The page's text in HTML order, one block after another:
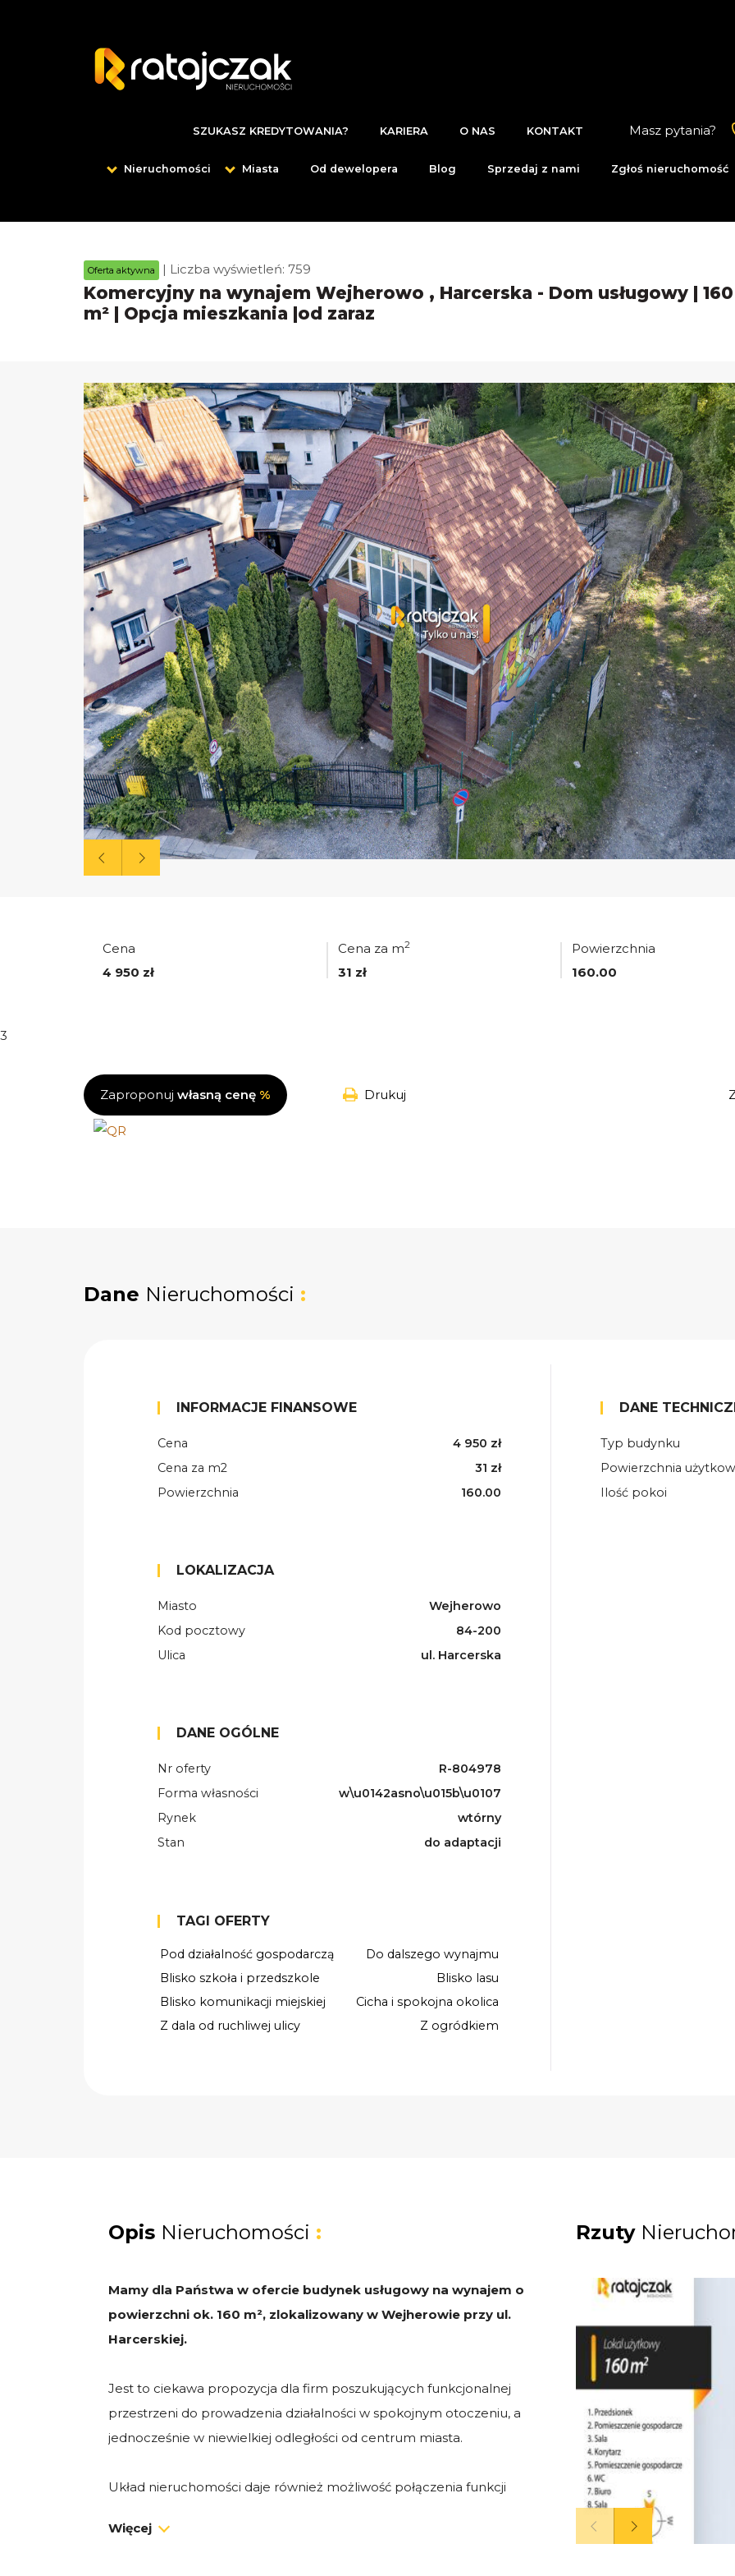
Masz pytania?
SZUKASZ KREDYTOWANIA? KARIERA O NAS KONTAKT
Nieruchomości Miasta Od dewelopera Blog Sprzedaj z nami Zgłoś nieruchomość
Oferta aktywna | Liczba wyświetleń: 759
Komercyjny na wynajem Wejherowo , Harcerska - Dom usługowy | 160
m² | Opcja mieszkania |od zaraz
Cena
4 950 zł
Cena za m2
31 zł
Powierzchnia
160.00
3
Zaproponuj własną cenę % Drukuj
Dane Nieruchomości :
INFORMACJE FINANSOWE
Cena
4 950 zł
Cena za m2
31 zł
Powierzchnia
160.00
LOKALIZACJA
Miasto
Wejherowo
Kod pocztowy
84-200
Ulica
ul. Harcerska
DANE OGÓLNE
Nr oferty
R-804978
Forma własności
w\u0142asno\u015b\u0107
Rynek
wtórny
Stan
do adaptacji
TAGI OFERTY
Pod działalność gospodarczą
Do dalszego wynajmu
Blisko szkoła i przedszkole
Blisko lasu
Blisko komunikacji miejskiej
Cicha i spokojna okolica
Z dala od ruchliwej ulicy
Z ogródkiem
DANE
Typ budynku
Powierzchnia
Ilość pokoi
Opis Nieruchomości :
Mamy dla Państwa w ofercie budynek usługowy na wynajem o
powierzchni ok. 160 m², zlokalizowany w Wejherowie przy ul.
Harcerskiej.
Jest to ciekawa propozycja dla firm poszukujących funkcjonalnej
przestrzeni do prowadzenia działalności w spokojnym otoczeniu, a
jednocześnie w niewielkiej odległości od centrum miasta.
Układ nieruchomości daje również możliwość połączenia funkcji
na parterze i aranżację piętra jako części prywatnej.
Więcej
Rzuty